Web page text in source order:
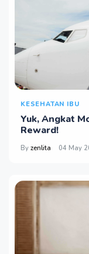
KESEHATAN IBU
Yuk, Angkat
Reward!
By zenlita 04 May